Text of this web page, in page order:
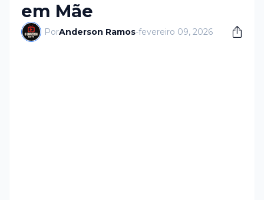
em Mãe
PorAnderson Ramos-fevereiro 09, 2026